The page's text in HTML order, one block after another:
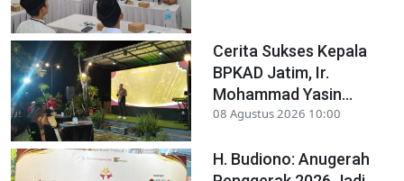
Cerita Sukses Kepala
BPKAD Jatim, Ir.
Mohammad Yasin...
08 Agustus 2026 10:00
H. Budiono: Anugerah